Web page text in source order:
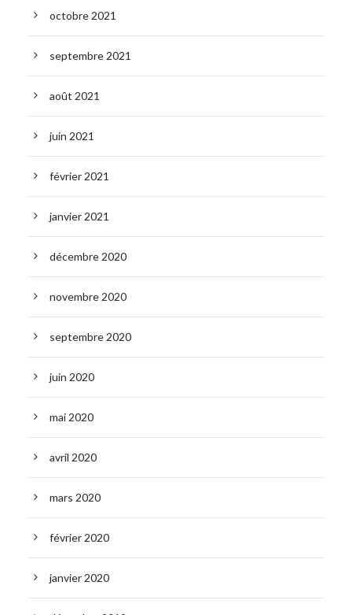
octobre 2021
septembre 2021
août 2021
juin 2021
février 2021
janvier 2021
décembre 2020
novembre 2020
septembre 2020
juin 2020
mai 2020
avril 2020
mars 2020
février 2020
janvier 2020